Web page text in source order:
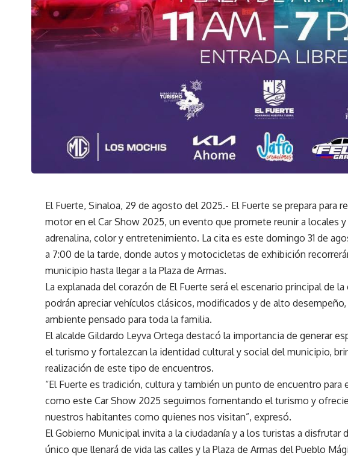
El Fuerte, Sinaloa, 29 de agosto del 2025.- El Fuerte se prepara para
motor en el Car Show 2025, un evento que promete reunir a locales
adrenalina, color y entretenimiento. La cita es este domingo 31 de
a 7:00 de la tarde, donde autos y motocicletas de exhibición
municipio hasta llegar a la Plaza de Armas.
La explanada del corazón de El Fuerte será el escenario principal de
podrán apreciar vehículos clásicos, modificados y de alto
ambiente pensado para toda la familia.
El alcalde Gildardo Leyva Ortega destacó la importancia de generar
el turismo y fortalezcan la identidad cultural y social del municipio,
realización de este tipo de encuentros.
“El Fuerte es tradición, cultura y también un punto de encuentro
como este Car Show 2025 seguimos fomentando el turismo y
nuestros habitantes como quienes nos visitan”, expresó.
El Gobierno Municipal invita a la ciudadanía y a los turistas a disfrutar
único que llenará de vida las calles y la Plaza de Armas del Pueblo